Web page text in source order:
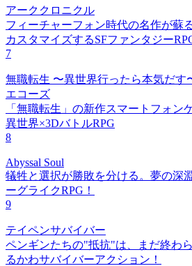
アーククロニクル
フィーチャーフォン時代の名作が蘇
カスタマイズするSFファンタジー
7
無職転生 〜異世界行ったら本気だす
エコーズ
「無職転生」の新作スマートフォン
異世界×3DバトルRPG
8
Abyssal Soul
犠牲と選択が勝敗を分ける。夢の深
ーグライクRPG！
9
テイペンサバイバー
ペンギンたちの"抵抗"は、まだ終わ
るかわサバイバーアクション！